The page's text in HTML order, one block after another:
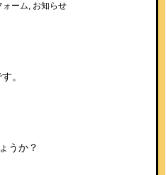
ォーム お知らせ
。
うか？